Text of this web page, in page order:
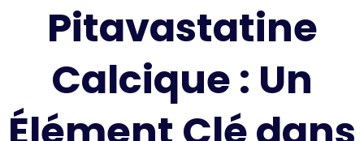
Pitavastatine
Calcique : Un